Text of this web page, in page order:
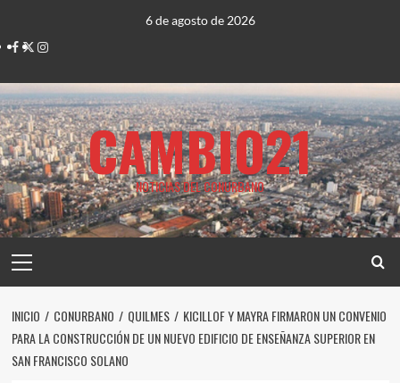
contenido
6 de agosto de 2026
Facebook
TwitterInstagram
CAMBIO21
NOTICIAS DEL CONURBANO
principal
INICIO CONURBANO QUILMES
KICILLOF Y MAYRA FIRMARON UN CONVENIO
PARA LA CONSTRUCCIÓN DE UN NUEVO EDIFICIO DE ENSEÑANZA SUPERIOR EN
SAN FRANCISCO SOLANO